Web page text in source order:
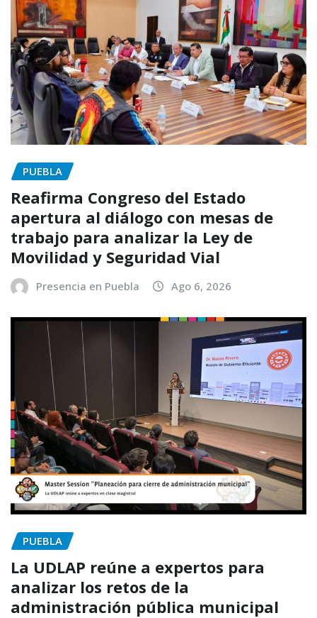
PUEBLA
Reafirma Congreso del Estado
apertura al diálogo con mesas de
trabajo para analizar la Ley de
Movilidad y Seguridad Vial
Presencia en Puebla Ago 6, 2026
PUEBLA
La UDLAP reúne a expertos para
analizar los retos de la
administración pública municipal